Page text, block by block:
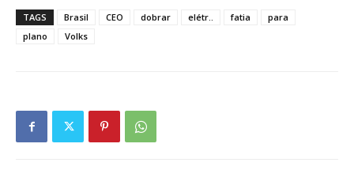
TAGS Brasil CEO dobrar elétr.. fatia
para
plano
Volks